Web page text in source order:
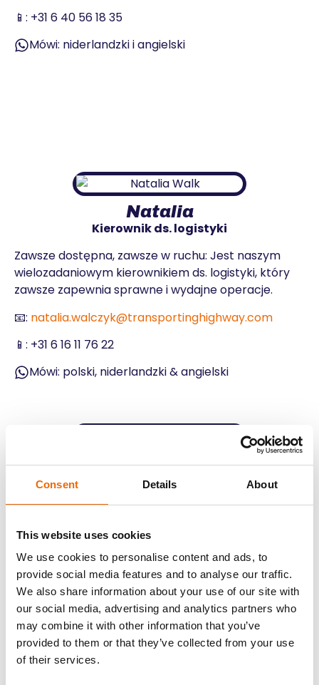
Consent Details About
This website uses cookies
We use cookies to personalise content and ads, to
provide social media features and to analyse our traffic.
We also share information about your use of our site with
our social media, advertising and analytics partners who
may combine it with other information that you’ve
provided to them or that they’ve collected from your use
of their services.
📱: +31 6 40 56 18 35
Mówi: niderlandzki i angielski
Natalia
Kierownik ds. logistyki
Zawsze dostępna, zawsze w ruchu: Jest naszym
wielozadaniowym kierownikiem ds. logistyki, który
zawsze zapewnia sprawne i wydajne operacje.
📧: natalia.walczyk@transportinghighway.com
📱: +31 6 16 11 76 22
Mówi: polski, niderlandzki & angielski
Michael
Kierownik działu sprzedaży
Networker, łącznik, współpracownik i doświadczony
cechy, w połączeniu z jego umiejętnościami
sprzedażowymi, sprawiają, że jest on odpowiednim i
doświadczonym ogniwem i atutem Transporting
Highway. Prosimy o kontakt z nim w sprawie
wszelkich zapytań dotyczących transportu.
📧:michael.smink@transportinghighway.com
📱:+31 6 25 44 77 74